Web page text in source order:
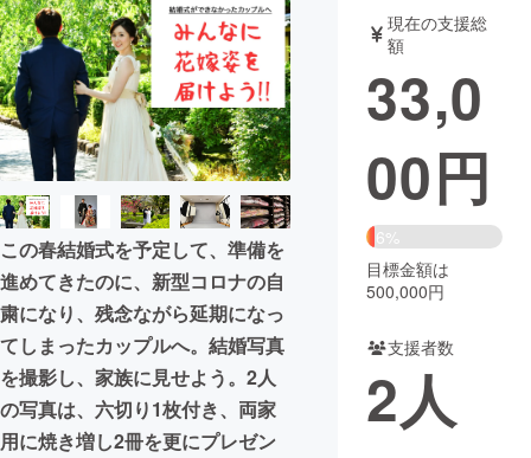
アート・写真 音楽
テクノロジー・ガジェット ゲーム・
映像・映画
ビジネス・起業 チャレンジ
まちづくり・地域活性化
CAMPFIRE for Social Good
CAMPFIRE Creation
CAMPFIREふるさと納税machi-ya コミュニティ
この春結婚式を予定して、準備を
進めてきたのに、新型コロナの自
粛になり、残念ながら延期になっ
てしまったカップルへ。結婚写真
を撮影し、家族に見せよう。2人
の写真は、六切り1枚付き、両家
用に焼き増し2冊を更にプレゼン
現在の支援総
額
33,0
00円
6%
目標金額は
500,000円
支援者数
2人